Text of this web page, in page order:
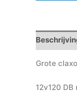
Grote
12v120